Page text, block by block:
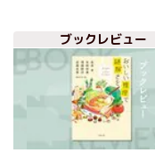
ブック冒頭を無料公開
ブックレビュー